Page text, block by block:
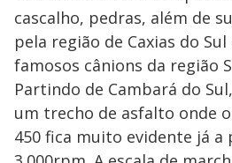
cascalho, pedras, além de
pela região de Caxias do
famosos cânions da região
Partindo de Cambará do
um trecho de asfalto onde
450 fica muito evidente já a